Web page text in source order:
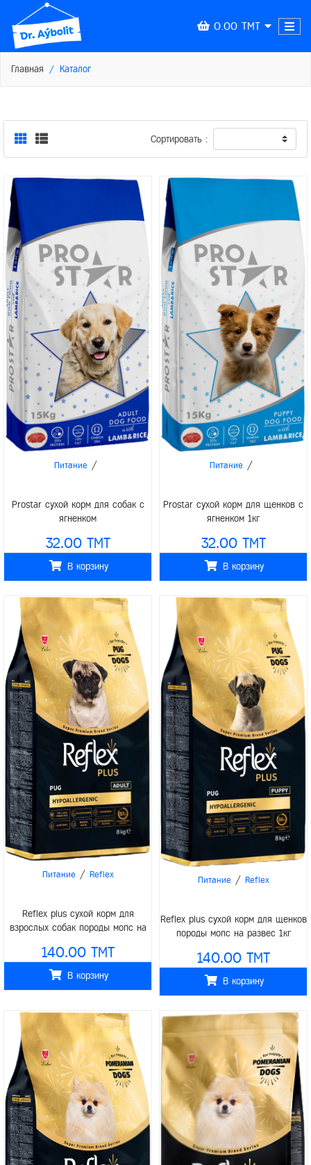
0.00 TMT
Главная Каталог
Сортировать :
Питание /
Prostar сухой корм для собак с
ягненком
32.00 TMT
В корзину
Питание /
Prostar сухой корм для щенков с
ягненком 1кг
32.00 TMT
В корзину
Питание / Reflex
Reflex plus сухой корм для
взрослых собак породы мопс на
140.00 TMT
В корзину
Питание / Reflex
Reflex plus сухой корм для щенков
породы мопс на развес 1кг
140.00 TMT
В корзину